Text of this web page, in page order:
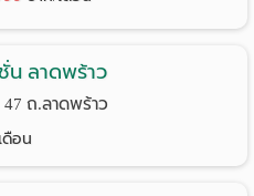
น ลาดพร้าว
ถ.ลาดพร้าว
ดือน